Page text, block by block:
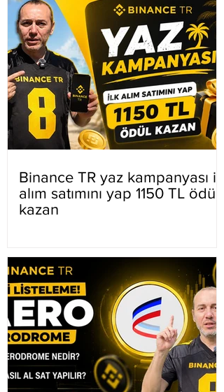
Binance TR yaz kampanyası ilk
alım satımını yap 1150 TL ödül
kazan